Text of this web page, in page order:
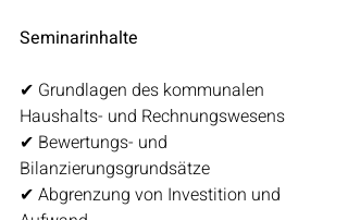
Seminarinhalte
✔ Grundlagen des kommunalen
Haushalts- und Rechnungswesens
✔ Bewertungs- und
Bilanzierungsgrundsätze
✔ Abgrenzung von Investition und